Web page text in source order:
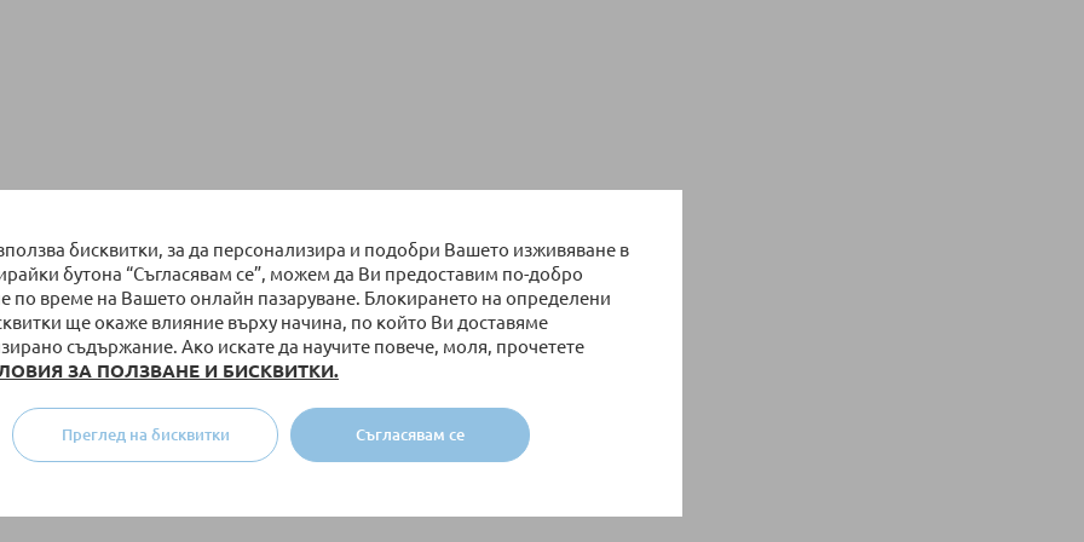
бисквитки, за да персонализира и подобри Вашето изживяване в
бутона “Съгласявам се”, можем да Ви предоставим по-добро
по време на Вашето онлайн пазаруване. Блокирането на определени
ще окаже влияние върху начина, по който Ви доставяме
съдържание. Ако искате да научите повече, моля, прочетете
ЗА ПОЛЗВАНЕ И БИСКВИТКИ.
Съгласявам се
Преглед на бисквитки